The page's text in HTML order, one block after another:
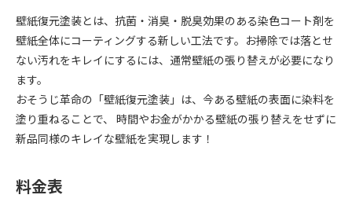
壁紙復元塗装とは、抗菌・消臭・脱臭効果のある染色コート剤を
壁紙全体にコーティングする新しい工法です。お掃除では落とせ
ない汚れをキレイにするには、通常壁紙の張り替えが必要になり
ます。
おそうじ革命の「壁紙復元塗装」は、今ある壁紙の表面に染料を
塗り重ねることで、 時間やお金がかかる壁紙の張り替えをせずに
新品同様のキレイな壁紙を実現します！
料金表